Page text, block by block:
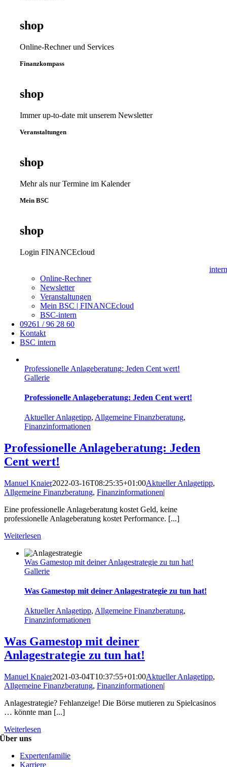
shop
Online-Rechner und Services
Finanzkompass
shop
Immer up-to-date mit unserem Newsletter
Veranstaltungen
shop
Mehr als nur Termine im Kalender
Mein BSC
shop
Login FINANCEcloud
intern
Online-Rechner
Newsletter
Veranstaltungen
Mein BSC | FINANCEcloud
BSC-intern
09261 / 96 28 60
Kontakt
BSC intern
Professionelle Anlageberatung: Jeden Cent wert!
Gallerie
Professionelle Anlageberatung: Jeden Cent wert!
Aktueller Anlagetipp, Allgemeine Finanzberatung,
Finanzinformationen
Professionelle Anlageberatung: Jeden
Cent wert!
Manuel Knaier2022-03-16T08:25:35+01:00Aktueller Anlagetipp,
Allgemeine Finanzberatung, Finanzinformationen|
Eine professionelle Anlageberatung kostet Geld, keine
professionelle Anlageberatung kostet Performance. [...]
Weiterlesen
Was Gamestop mit deiner Anlagestrategie zu tun hat!
Gallerie
Was Gamestop mit deiner Anlagestrategie zu tun hat!
Aktueller Anlagetipp, Allgemeine Finanzberatung,
Finanzinformationen
Was Gamestop mit deiner
Anlagestrategie zu tun hat!
Manuel Knaier2021-03-04T10:37:55+01:00Aktueller Anlagetipp,
Allgemeine Finanzberatung, Finanzinformationen|
Anlagestrategie? Fehlanzeige! Die Börse mutieren zu Spielcasinos
… könnte man [...]
Weiterlesen
Über uns
Expertenfamilie
Karriere